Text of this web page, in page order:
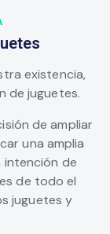
existencia,
de juguetes.
de ampliar
una amplia
intención de
de todo el
juguetes y